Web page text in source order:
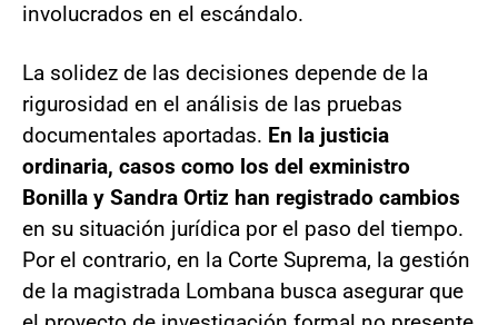
involucrados en el escándalo.
La solidez de las decisiones depende de la
rigurosidad en el análisis de las pruebas
documentales aportadas. En la justicia
ordinaria, casos como los del exministro
Bonilla y Sandra Ortiz han registrado cambios
en su situación jurídica por el paso del tiempo.
Por el contrario, en la Corte Suprema, la gestión
de la magistrada Lombana busca asegurar que